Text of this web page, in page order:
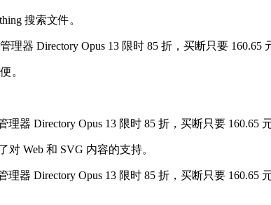
搜索文件。
。
Web 和 SVG 内容的支持。